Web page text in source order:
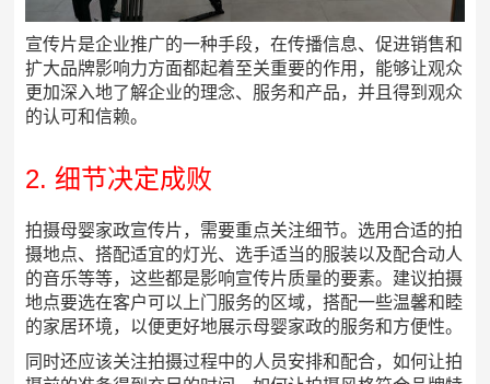
宣传片是企业推广的一种手段，在传播信息、促进销售和
扩大品牌影响力方面都起着至关重要的作用，能够让观众
更加深入地了解企业的理念、服务和产品，并且得到观众
的认可和信赖。
2. 细节决定成败
拍摄母婴家政宣传片，需要重点关注细节。选用合适的拍
摄地点、搭配适宜的灯光、选手适当的服装以及配合动人
的音乐等等，这些都是影响宣传片质量的要素。建议拍摄
地点要选在客户可以上门服务的区域，搭配一些温馨和睦
的家居环境，以便更好地展示母婴家政的服务和方便性。
同时还应该关注拍摄过程中的人员安排和配合，如何让拍